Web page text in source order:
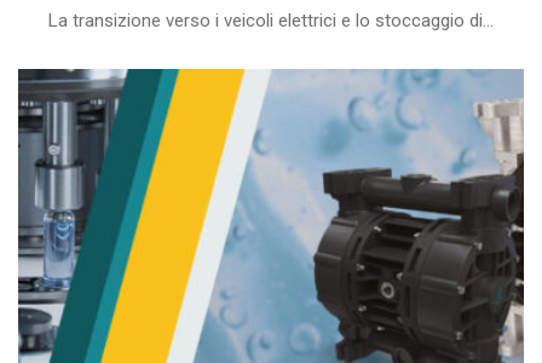
La transizione verso i veicoli elettrici e lo stoccaggio di...